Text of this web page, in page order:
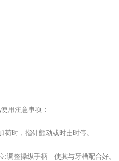
使用注意事项：
荷时，指针颤动或时走时停。
:调整操纵手柄，使其与牙槽配合好。